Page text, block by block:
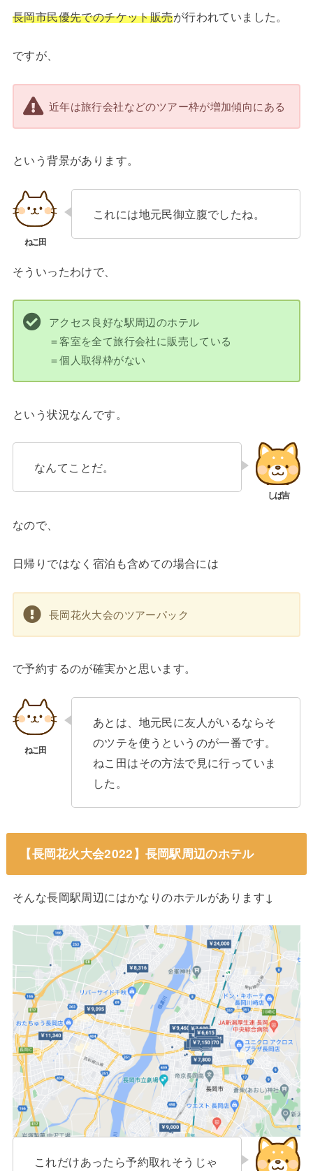
長岡市民優先でのチケット販売が行われていました。
ですが、
近年は旅行会社などのツアー枠が増加傾向にある
という背景があります。
これには地元民御立腹でしたね。
そういったわけで、
アクセス良好な駅周辺のホテル
＝客室を全て旅行会社に販売している
＝個人取得枠がない
という状況なんです。
なんてことだ。
なので、
日帰りではなく宿泊も含めての場合には
長岡花火大会のツアーパック
で予約するのが確実かと思います。
あとは、地元民に友人がいるならそ
のツテを使うというのが一番です。
ねこ田はその方法で見に行っていま
した。
【長岡花火大会2022】長岡駅周辺のホテル
そんな長岡駅周辺にはかなりのホテルがあります↓
これだけあったら予約取れそうじゃ